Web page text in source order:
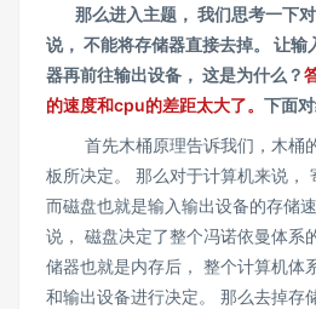
那么进入主题， 我们思考一下
说， 不能将存储器直接去掉。 让输
器再前往输出设备， 这是为什么？
的速度和cpu的差距太大了。 下面
首先木桶原理告诉我们，木桶
板所决定。 那么对于计算机来说，
而磁盘也就是输入输出设备的存储
说， 磁盘决定了整个冯诺依曼体系
储器也就是内存后， 整个计算机体
和输出设备进行决定。 那么去掉存